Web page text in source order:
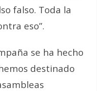
falso. Toda la
eso”.
se ha hecho
destinado